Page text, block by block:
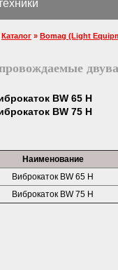
Каталог » Bomag (Light
BW 65 H
BW 75 H
Наименование
Виброкаток BW 65 H
Виброкаток BW 75 H